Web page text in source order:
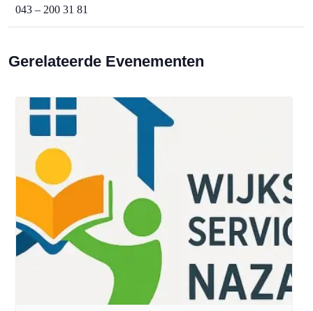
043 – 200 31 81
Gerelateerde Evenementen